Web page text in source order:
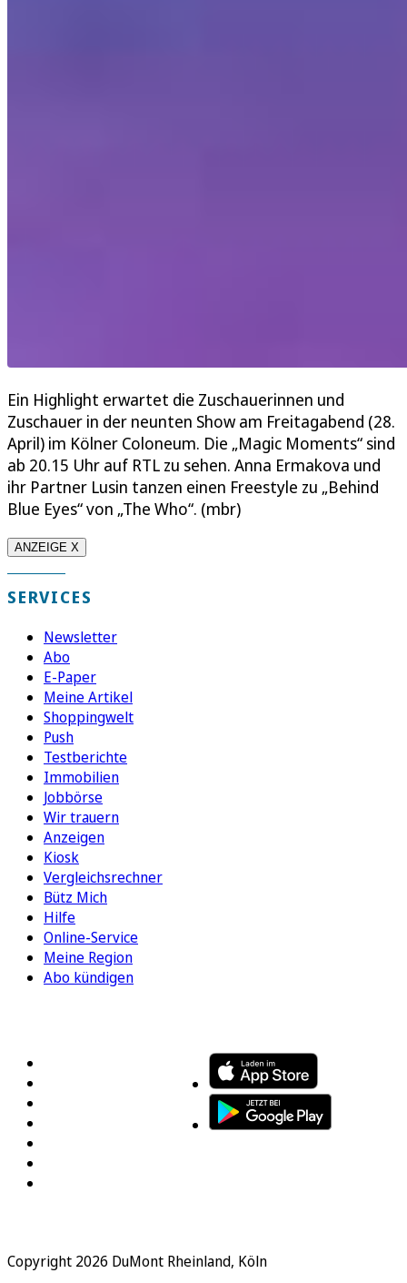
Ein Highlight erwartet die Zuschauerinnen und
Zuschauer in der neunten Show am Freitagabend (28.
April) im Kölner Coloneum. Die „Magic Moments“ sind
ab 20.15 Uhr auf RTL zu sehen. Anna Ermakova und
ihr Partner Lusin tanzen einen Freestyle zu „Behind
Blue Eyes“ von „The Who“. (mbr)
ANZEIGE X
SERVICES
Newsletter
Abo
E-Paper
Meine Artikel
Shoppingwelt
Push
Testberichte
Immobilien
Jobbörse
Wir trauern
Anzeigen
Kiosk
Vergleichsrechner
Bütz Mich
Hilfe
Online-Service
Meine Region
Abo kündigen
Copyright 2026 DuMont Rheinland, Köln